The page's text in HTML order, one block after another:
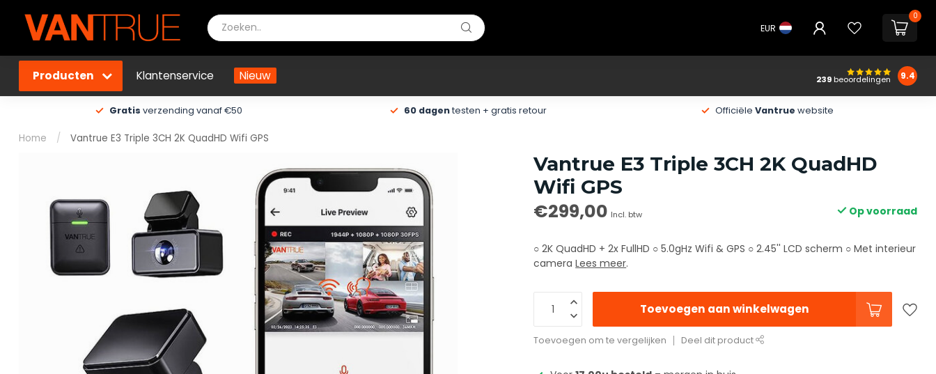
EUR
0
Producten Klantenservice Nieuw 239 beoordelingen 9.4
Gratis verzending vanaf €50 60 dagentesten + gratis retour Officiële Vantrue website
Home / Vantrue E3 Triple 3CH 2K QuadHD Wifi GPS
Vantrue E3 Triple 3CH 2K QuadHD
Wifi GPS
€299,00 Incl. btw Op voorraad
○ 2K QuadHD + 2x FullHD ○ 5.0gHz Wifi & GPS ○ 2.45'' LCD scherm ○ Met interieur
cameraLees meer.
Toevoegen aan winkelwagen
Toevoegen om te vergelijken Deel dit product